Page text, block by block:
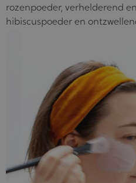
rozenpoeder, verhelderend
hibiscuspoeder en